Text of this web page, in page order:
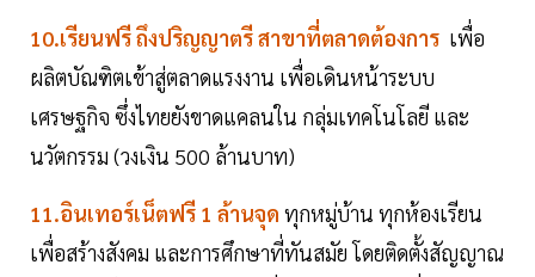
10.เรียนฟรี ถึงปริญญาตรี สาขาที่ตลาดต้องการ เพื่อ
ผลิตบัณฑิตเข้าสู่ตลาดแรงงาน เพื่อเดินหน้าระบบ
เศรษฐกิจ ซึ่งไทยยังขาดแคลนใน กลุ่มเทคโนโลยี และ
นวัตกรรม (วงเงิน 500 ล้านบาท)
11.อินเทอร์เน็ตฟรี 1 ล้านจุด ทุกหมู่บ้าน ทุกห้องเรียน
เพื่อสร้างสังคม และการศึกษาที่ทันสมัย โดยติดตั้งสัญญาณ